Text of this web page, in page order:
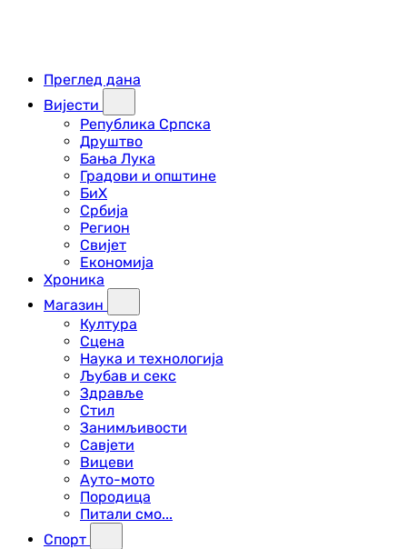
Преглед дана
Вијести
Република Српска
Друштво
Бања Лука
Градови и општине
БиХ
Србија
Регион
Свијет
Економија
Хроника
Магазин
Култура
Сцена
Наука и технологија
Љубав и секс
Здравље
Стил
Занимљивости
Савјети
Вицеви
Ауто-мото
Породица
Питали смо...
Спорт